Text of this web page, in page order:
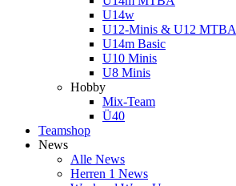
U14w
U12-Minis & U12 MTBA
U14m Basic
U10 Minis
U8 Minis
Hobby
Mix-Team
Ü40
Teamshop
News
Alle News
Herren 1 News